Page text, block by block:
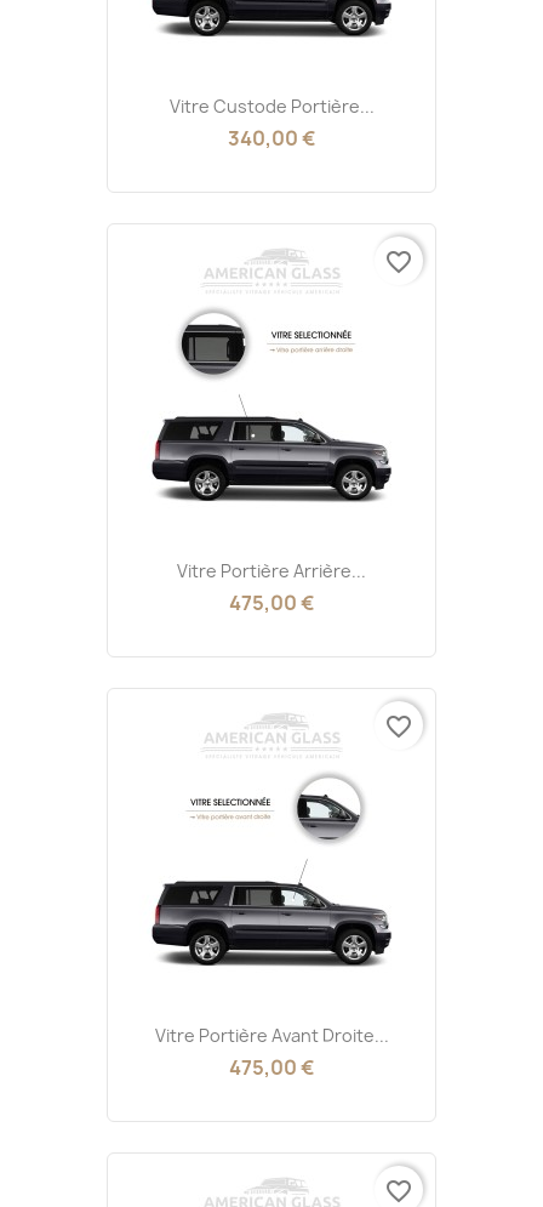
Vitre Custode Portière...
340,00 €
Vitre Portière Arrière...
475,00 €
favorite_border
Vitre Portière Avant Droite...
475,00 €
favorite_border
favorite_border